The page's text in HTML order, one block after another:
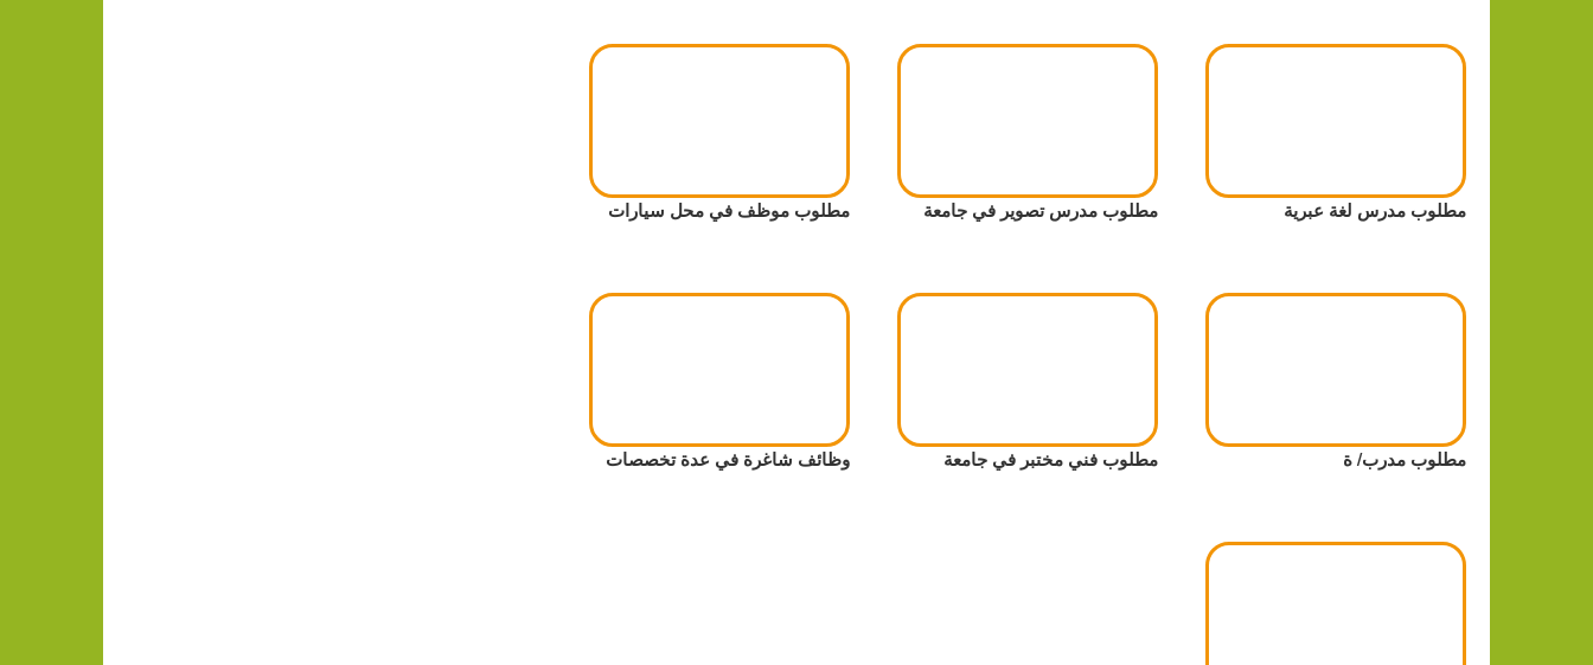
مطلوب مدرس لغة عبرية مطلوب مدرس تصوير في جامعة مطلوب موظف في محل سيارات
مطلوب مدرب/ ة مطلوب فني مختبر في جامعة وظائف شاغرة في عدة تخصصات